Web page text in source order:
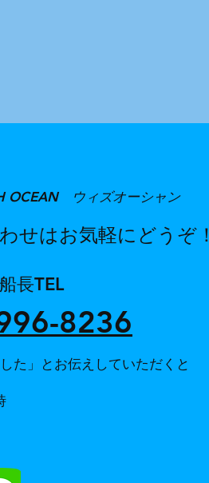
OCEAN ウィズオーシャン
せはお気軽にどうぞ！
TEL
8236
た」とお伝えしていただくと